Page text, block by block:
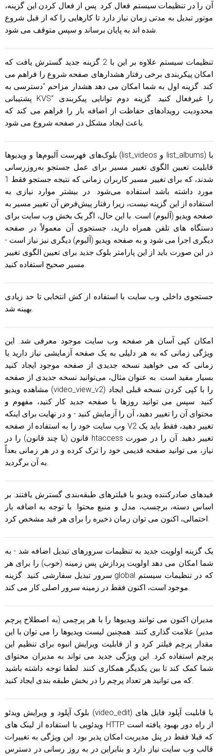
آن را در تنظیمات سیستم فعال کرد. پس از فعال کردن این گزینه،
موتور تبدیل به مدتی زمان نیاز دارد تا کارهایی را که از قبل شروع
شده اند به پایان برساند و سپس متوقف می شود.
تنظیمات سیستم علاوه بر این با 2 گزینه جدید گسترش یافت که
امکان پیکربندی برخی رفتار هشدارهای صفحه شروع را فراهم می
کند. گزینه اول به شما امکان می دهد هشدار مزاحم "دسترسی به
پشتیبانی KVS" را غیرفعال کنید. گزینه دوم توانایی پیکربندی
محدودیت رویدادهای حفاظت از اضافه بار را فراهم می کند که
باعث ایجاد مشکل در صفحه شروع می شود.
بلوک‌های فهرست آلبوم‌ها و ویدیوها (list_videos و list_albums) با
قابلیت تعیین الگوی تغییر مسیر برای عمل جستجو به‌روزرسانی
شدند، که برای تغییر مسیر کاربران زمانی که نتیجه جستجو فقط 1
مورد داشته باشد استفاده می‌شود. در بیشتر موارد نیازی به
استفاده از این گزینه نیست، زیرا رفتار پیش‌فرض آن تغییر مسیر به
صفحه ویدیو (آلبوم) است. با این حال، اگر یک بخش وب سایت برای
دستگاه های تلفن همراه دارید، جستجوی آن معمولاً در صفحه
دیگری اجرا می شود و به صفحه ویدیو (آلبوم) دیگری نیز نیاز است -
در این صورت باید از این پارامتر بلوک جدید برای تعیین الگوی تغییر
مسیر صحیح استفاده کنید.
جستجوی داخلی وب سایت با استفاده از کش انتخابی تا حد زیادی
بهینه شد.
امکان کپی آسان هر صفحه وب سایت موجود معرفی شد. این
ویژگی زمانی که به هر دلیلی به یک صفحه آزمایشی نیاز دارید یا
زمانی که می خواهید نسخه جدیدی از صفحه موجود ایجاد کنید
بسیار مفید است. به عنوان مثال، می‌توانید نسخه جدیدی از صفحه
مشاهده ویدیو (video_view_v2) را با کپی کردن نسخه قبلی ایجاد
کنید. سپس می توانید روزها با صفحه جدید کار کنید، مفهوم و
محتوای آن را تغییر دهید، آن را آزمایش کنید - و در نهایت برای اینکه
وب سایت خود را به استفاده از صفحه V2 تغییر دهید، فقط باید یک
قانون (یا چند قانون) را در htaccess تغییر دهید. آن را در صورت
نیاز، می توانید صفحه قدیمی خود را ترک کرده و در هر زمانی بعداً
به آن برگردید.
فیدهای صادرکننده ویدیو با فیلترهای طبقه‌بندی گسترش یافتند: بر
اساس دسته، برچسب، مدل و منبع محتوا. با توجه به اضافه بار
احتمالی، اکنون می توان زمان ذخیره را برای هر فید مشخص کرد.
یک گزینه اولویت جدید به تنظیمات سرورهای تبدیل اضافه شد - به
شما امکان می دهد اولویت پردازش پس زمینه (خوب) را برای هر
سرور تبدیل سفارشی کنید. گزینه global که در تنظیمات سیستم
موجود است، اکنون فقط در زمینه سرور اصلی کار می کند.
مدیران اکنون می توانند ویدیوها را با هر پرچمی (به اصطلاح پرچم
مدیر) علامت گذاری کنند. همچنین لیست ویدیوها را می توان با این
مقدار پرچم فیلتر کرد و از قابلیت ویرایش انبوه برای تنظیم این
پرچم استفاده کرد. این ویژگی جدید می تواند به مدیران محتوای
شما کمک کند تا بین یکدیگر همکاری کنند. لطفا توجه داشته باشید
که می توانید هر تعداد پرچم را در بخش طبقه بندی ایجاد کنید.
بلوک آپلود و ویرایش ویدئو (video_edit) با قابلیت آپلود فایل های
ویدئویی با استفاده از لینک های HTTP از راه دور بهبود یافته است
که قبلا فقط در پنل مدیریت امکان پذیر بود. این ویژگی به تغییرات
قالب وب سایت نیاز دارد و بنابراین در به روز رسانی در دسترس